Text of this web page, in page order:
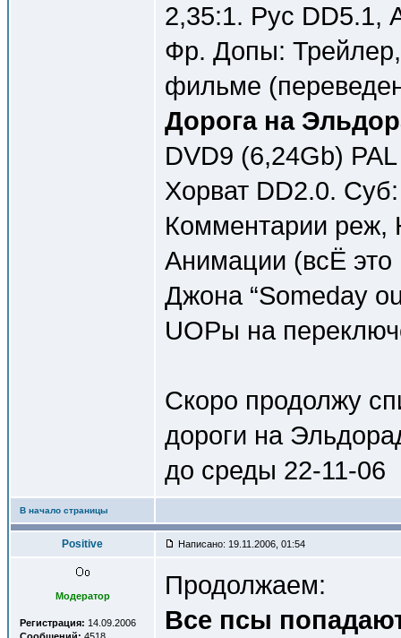
2,35:1. Рус DD5.1,
Фр. Допы:
фильме
Дорога на
DVD9 (6,24Gb)
Хорват DD2.0.
Комментарии
Анимации (всЁ это
Джона “Someday
UOPы на
Скоро продолжу
дороги на
до среды 22-11-06
В начало страницы
Positive Написано: 19.11.2006, 01:54
Модератор
Регистрация: 14.09.2006
Продолжаем:
Все псы